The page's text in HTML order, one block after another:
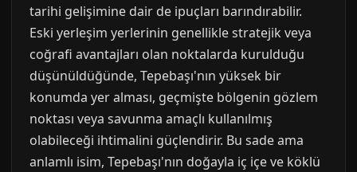
tarihi gelişimine dair de ipuçları barındırabilir.
Eski yerleşim yerlerinin genellikle stratejik veya
coğrafi avantajları olan noktalarda kurulduğu
düşünüldüğünde, Tepebaşı'nın yüksek bir
konumda yer alması, geçmişte bölgenin gözlem
noktası veya savunma amaçlı kullanılmış
olabileceği ihtimalini güçlendirir. Bu sade ama
anlamlı isim, Tepebaşı'nın doğayla iç içe ve köklü